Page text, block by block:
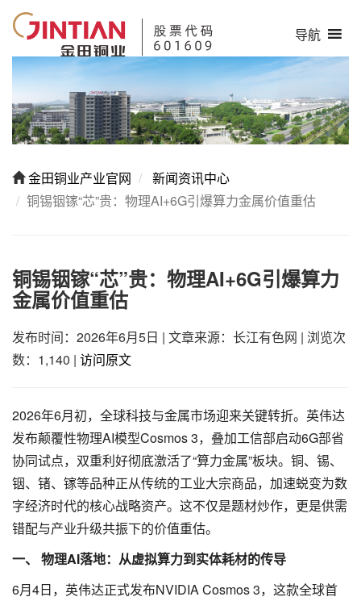
导航
金田铜业产业官网
新闻资讯中心
铜锡铟镓“芯”贵：物理AI+6G引爆算力金属价值重估
铜锡铟镓“芯”贵：物理AI+6G引爆算力
金属价值重估
发布时间：2026年6月5日 | 文章来源：长江有色网 | 浏览次
数：1,140 | 访问原文
2026年6月初，全球科技与金属市场迎来关键转折。英伟达
发布颠覆性物理AI模型Cosmos 3，叠加工信部启动6G部省
协同试点，双重利好彻底激活了“算力金属”板块。铜、锡、
铟、锗、镓等品种正从传统的工业大宗商品，加速蜕变为数
字经济时代的核心战略资产。这不仅是题材炒作，更是供需
错配与产业升级共振下的价值重估。
一、 物理AI落地：从虚拟算力到实体耗材的传导
6月4日，英伟达正式发布NVIDIA Cosmos 3，这款全球首